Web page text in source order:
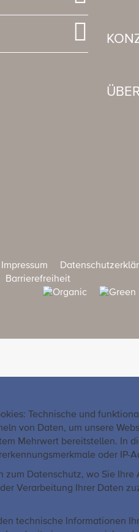
Impressum
Barrierefreiheit
Technische und
von Daten, um unsere
Mehrwert bereitstellen. In
oder
zum Datenschutz, wo Sie
Verarbeitung Ihrer Daten
technische Informationen